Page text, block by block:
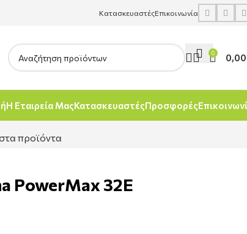
ΚατασκευαστέςΕπικοινωνία
0 0,00
Η Εταιρεία ΜαςΚατασκευαστέςΠροσφορές
προϊόντα
PowerMax 32E